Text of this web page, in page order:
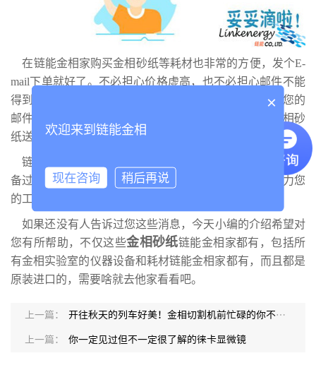
在链能金相家购买金相砂纸等耗材也非常的方便，发个E-
mail下单就好了。不必担心价格虚高，也不必担心邮件不能
得到及时回复。链能金相的商务团队会在第一时间回复您的
邮件，处理您的订单，保证在较短时间内将您订购的金相砂
纸送到您的手中。
链能金相还有一支专业高效的服务团队，您在金相样品制
备过程中遇到了问题可直接向他们咨询，获得帮助，助力您
的工作做的更好更高效。
如果还没有人告诉过您这些消息，今天小编的介绍希望对
您有所帮助，不仅这些金相砂纸链能金相家都有，包括所
有金相实验室的仪器设备和耗材链能金相家都有，而且都是
原装进口的，需要啥就去他家看看吧。
上一篇： 开往秋天的列车好美！金相切割机前忙碌的你不想去看看吗？
上一篇： 你一定见过但不一定很了解的徕卡显微镜
×
欢迎来到链能金相
现在咨询 稍后再说